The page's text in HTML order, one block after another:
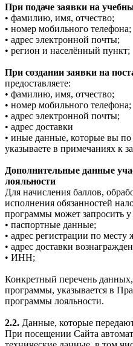
При подаче заявки на
• фамилию, имя, отчество;
• номер мобильного телефона;
• адрес электронной почты;
• регион и населённый пункт;
При создании заявки на
предоставляете:
• фамилию, имя, отчество;
• номер мобильного телефона;
• адрес электронной почты;
• адрес доставки
• иные данные, которые вы
указываете в примечаниях к
Дополнительные данные
лояльности
Для начисления баллов,
исполнения обязанностей
программы может запросить у
• паспортные данные;
• адрес регистрации по месту
• адрес доставки
• ИНН;
Конкретный перечень
программы, указывается в
программы лояльности.
2.2. Данные, которые
При посещении Сайта